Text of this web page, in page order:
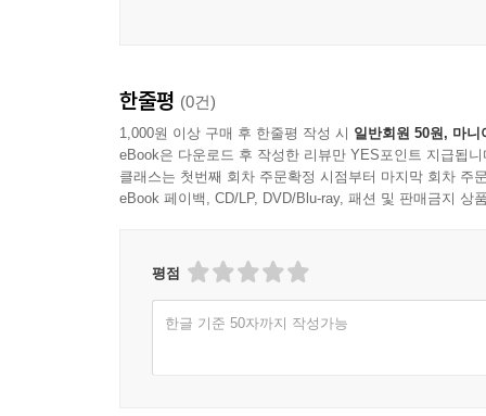
2부에서는 헤게모니적 남성성의 바깥에 있는, 위
질문한다. 김대현의 『‘남자다움’의 안과 밖:
연애 규범성을 통해 남성동성애, 남장여자 등 비
실천을 소개하며 사회를 지배하는 헤게모니적
나영정의 『국가 남성성 훼손을 땜질하는 불/가
비가시화되는 존재인 장애인 문제를 이야기한
신체에 있었다. 그러나 제2차 세계대전 이후 상
한줄평 (0건)
1,000원 이상 구매 후 한줄평 작성 시 일반회원 50원, 마니
eBook은 다운로드 후 작성한 리뷰만 YES포인트 지급됩니
클래스는 첫번째 회차 주문확정 시점부터 마지막 회차 주
eBook 페이백, CD/LP, DVD/Blu-ray, 패션 및 판매금지 상
평점
한글 기준 50자까지 작성가능